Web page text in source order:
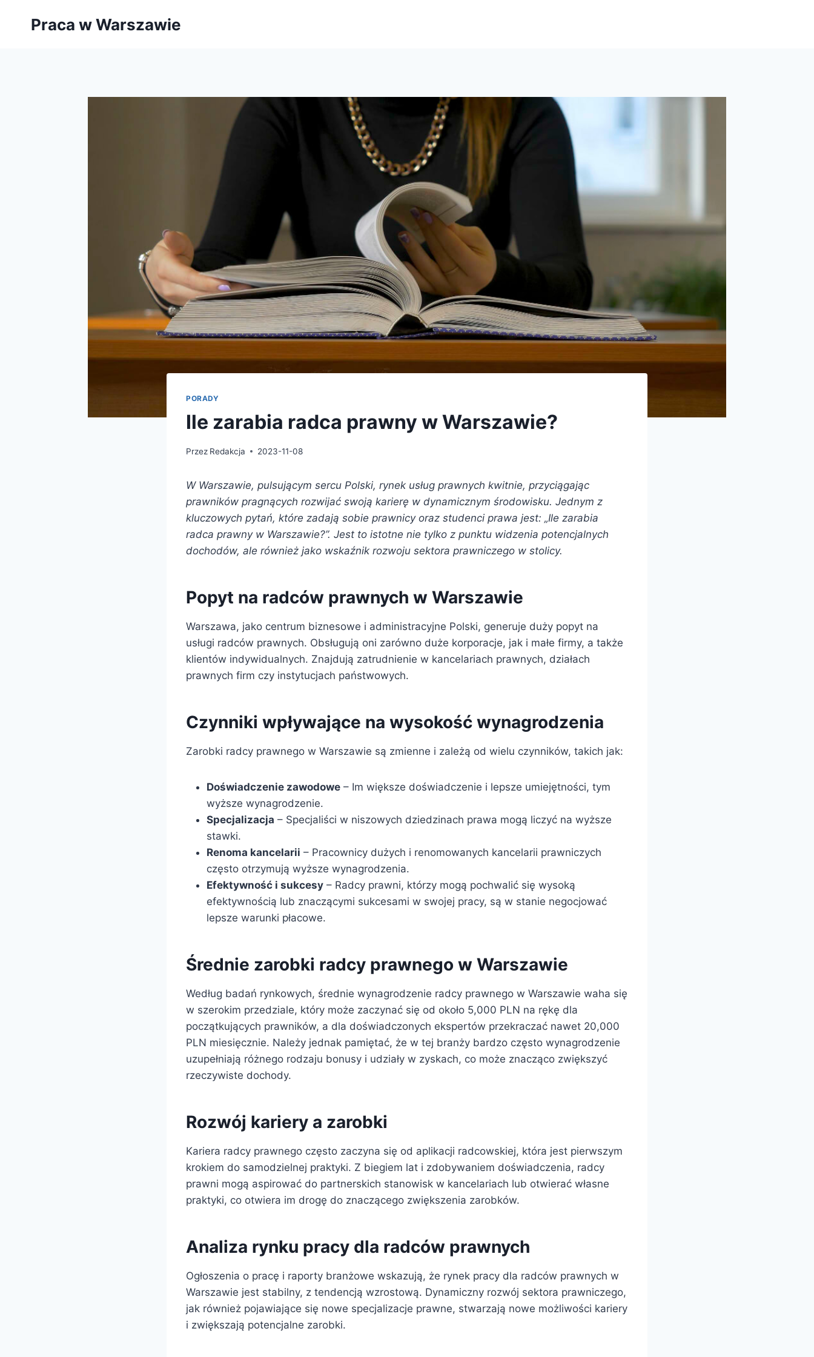
Praca w Warszawie
PORADY
Ile zarabia radca prawny w Warszawie?
Przez Redakcja 2023-11-08
W Warszawie, pulsującym sercu Polski, rynek usług prawnych kwitnie, przyciągając
prawników pragnących rozwijać swoją karierę w dynamicznym środowisku. Jednym z
kluczowych pytań, które zadają sobie prawnicy oraz studenci prawa jest: „Ile zarabia
radca prawny w Warszawie?”. Jest to istotne nie tylko z punktu widzenia potencjalnych
dochodów, ale również jako wskaźnik rozwoju sektora prawniczego w stolicy.
Popyt na radców prawnych w Warszawie
Warszawa, jako centrum biznesowe i administracyjne Polski, generuje duży popyt na
usługi radców prawnych. Obsługują oni zarówno duże korporacje, jak i małe firmy, a także
klientów indywidualnych. Znajdują zatrudnienie w kancelariach prawnych, działach
prawnych firm czy instytucjach państwowych.
Czynniki wpływające na wysokość wynagrodzenia
Zarobki radcy prawnego w Warszawie są zmienne i zależą od wielu czynników, takich jak:
Doświadczenie zawodowe – Im większe doświadczenie i lepsze umiejętności, tym
wyższe wynagrodzenie.
Specjalizacja – Specjaliści w niszowych dziedzinach prawa mogą liczyć na wyższe
stawki.
Renoma kancelarii – Pracownicy dużych i renomowanych kancelarii prawniczych
często otrzymują wyższe wynagrodzenia.
Efektywność i sukcesy – Radcy prawni, którzy mogą pochwalić się wysoką
efektywnością lub znaczącymi sukcesami w swojej pracy, są w stanie negocjować
lepsze warunki płacowe.
Średnie zarobki radcy prawnego w Warszawie
Według badań rynkowych, średnie wynagrodzenie radcy prawnego w Warszawie waha się
w szerokim przedziale, który może zaczynać się od około 5,000 PLN na rękę dla
początkujących prawników, a dla doświadczonych ekspertów przekraczać nawet 20,000
PLN miesięcznie. Należy jednak pamiętać, że w tej branży bardzo często wynagrodzenie
uzupełniają różnego rodzaju bonusy i udziały w zyskach, co może znacząco zwiększyć
rzeczywiste dochody.
Rozwój kariery a zarobki
Kariera radcy prawnego często zaczyna się od aplikacji radcowskiej, która jest pierwszym
krokiem do samodzielnej praktyki. Z biegiem lat i zdobywaniem doświadczenia, radcy
prawni mogą aspirować do partnerskich stanowisk w kancelariach lub otwierać własne
praktyki, co otwiera im drogę do znaczącego zwiększenia zarobków.
Analiza rynku pracy dla radców prawnych
Ogłoszenia o pracę i raporty branżowe wskazują, że rynek pracy dla radców prawnych w
Warszawie jest stabilny, z tendencją wzrostową. Dynamiczny rozwój sektora prawniczego,
jak również pojawiające się nowe specjalizacje prawne, stwarzają nowe możliwości kariery
i zwiększają potencjalne zarobki.